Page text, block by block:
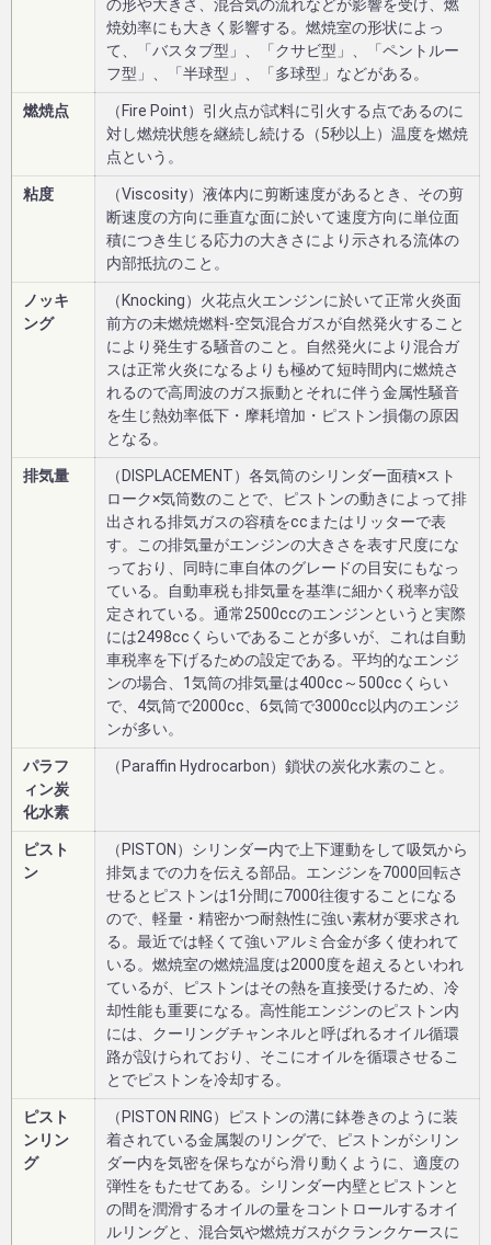
の形や大きさ、混合気の流れなどが影響を受け、燃
焼効率にも大きく影響する。燃焼室の形状によっ
て、「バスタブ型」、「クサビ型」、「ペントルー
フ型」、「半球型」、「多球型」などがある。
燃焼点
（Fire Point）引火点が試料に引火する点であるのに
対し燃焼状態を継続し続ける（5秒以上）温度を燃焼
点という。
粘度
（Viscosity）液体内に剪断速度があるとき、その剪
断速度の方向に垂直な面に於いて速度方向に単位面
積につき生じる応力の大きさにより示される流体の
内部抵抗のこと。
ノッキ
ング
（Knocking）火花点火エンジンに於いて正常火炎面
前方の未燃焼燃料-空気混合ガスが自然発火すること
により発生する騒音のこと。自然発火により混合ガ
スは正常火炎になるよりも極めて短時間内に燃焼さ
れるので高周波のガス振動とそれに伴う金属性騒音
を生じ熱効率低下・摩耗増加・ピストン損傷の原因
となる。
排気量
（DISPLACEMENT）各気筒のシリンダー面積×スト
ローク×気筒数のことで、ピストンの動きによって排
出される排気ガスの容積をccまたはリッターで表
す。この排気量がエンジンの大きさを表す尺度にな
っており、同時に車自体のグレードの目安にもなっ
ている。自動車税も排気量を基準に細かく税率が設
定されている。通常2500ccのエンジンというと実際
には2498ccくらいであることが多いが、これは自動
車税率を下げるための設定である。平均的なエンジ
ンの場合、1気筒の排気量は400cc～500ccくらい
で、4気筒で2000cc、6気筒で3000cc以内のエンジ
ンが多い。
パラフ
ィン炭
化水素
（Paraffin Hydrocarbon）鎖状の炭化水素のこと。
ピスト
ン
（PISTON）シリンダー内で上下運動をして吸気から
排気までの力を伝える部品。エンジンを7000回転さ
せるとピストンは1分間に7000往復することになる
ので、軽量・精密かつ耐熱性に強い素材が要求され
る。最近では軽くて強いアルミ合金が多く使われて
いる。燃焼室の燃焼温度は2000度を超えるといわれ
ているが、ピストンはその熱を直接受けるため、冷
却性能も重要になる。高性能エンジンのピストン内
には、クーリングチャンネルと呼ばれるオイル循環
路が設けられており、そこにオイルを循環させるこ
とでピストンを冷却する。
ピスト
ンリン
グ
（PISTON RING）ピストンの溝に鉢巻きのように装
着されている金属製のリングで、ピストンがシリン
ダー内を気密を保ちながら滑り動くように、適度の
弾性をもたせてある。シリンダー内壁とピストンと
の間を潤滑するオイルの量をコントロールするオイ
ルリングと、混合気や燃焼ガスがクランクケースに